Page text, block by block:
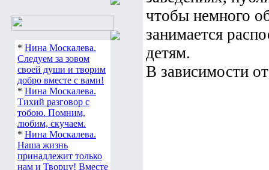
* Нина Москалева.
Следуем за зовом
своей души и творим
добро вместе с вами!
* Нина Москалева.
Тихий разговор с
тобою. Помним,
любим, скучаем.
* Нина Москалева.
Наша жизнь
принадлежит только
нам и Творцу! Вместе
чтобы немного
занимается
детям.
В зависимости